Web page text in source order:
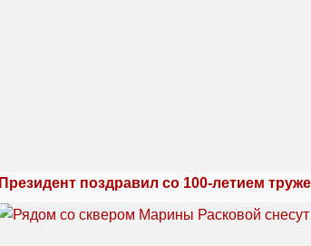
Президент поздравил со 100-летием